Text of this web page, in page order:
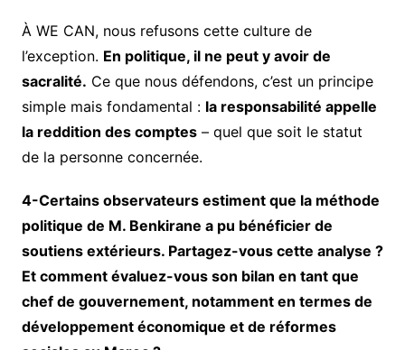
À WE CAN, nous refusons cette culture de
l’exception. En politique, il ne peut y avoir de
sacralité. Ce que nous défendons, c’est un principe
simple mais fondamental : la responsabilité appelle
la reddition des comptes– quel que soit le statut
de la personne concernée.
4-Certains observateurs estiment que la méthode
politique de M. Benkirane a pu bénéficier de
soutiens extérieurs. Partagez-vous cette analyse ?
Et comment évaluez-vous son bilan en tant que
chef de gouvernement, notamment en termes de
développement économique et de réformes